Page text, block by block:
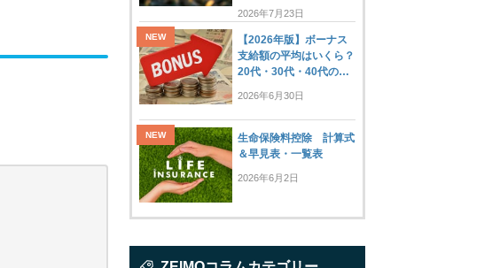
2026年7月23日
【2026年版】ボーナス
支給額の平均はいくら？
20代・30代・40代の…
2026年6月30日
生命保険料控除 計算式
＆早見表・一覧表
2026年6月2日